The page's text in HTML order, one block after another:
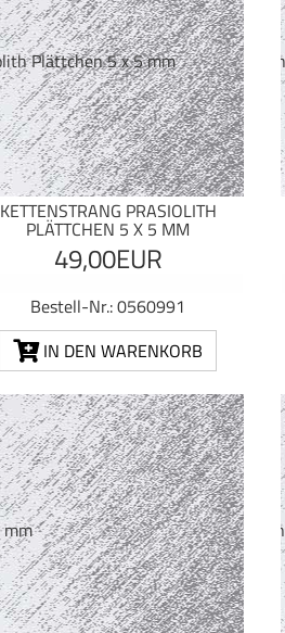
KETTENSTRANG PRASIOLITH
PLÄTTCHEN 5 X 5 MM
49,00EUR
Bestell-Nr.: 0560991
IN DEN WARENKORB